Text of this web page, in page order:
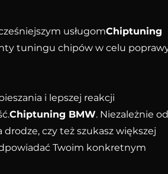
usługomChiptuning
tuningu chipów w celu
i lepszej reakcji
Chiptuning BMW. Niezależnie od
czy też szukasz większej
Twoim konkretnym